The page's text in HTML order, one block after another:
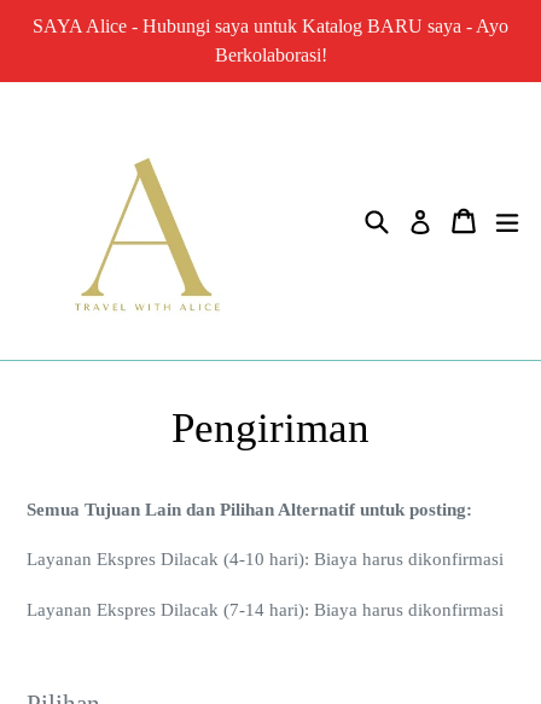
SAYA Alice - Hubungi saya untuk Katalog BARU saya - Ayo
Berkolaborasi!
MencariGabung
Pengiriman
Semua Tujuan Lain dan Pilihan Alternatif untuk posting:
Layanan Ekspres Dilacak (4-10 hari): Biaya harus dikonfirmasi
Layanan Ekspres Dilacak (7-14 hari): Biaya harus dikonfirmasi